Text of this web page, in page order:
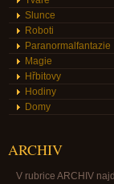
Slunce
Roboti
Paranormalfantazie
Magie
Hřbitovy
Hodiny
Domy
ARCHIV
V rubrice ARCHIV